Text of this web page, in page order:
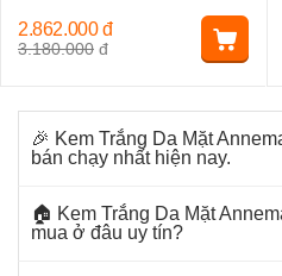
🎉 Kem Trắng Da Mặt
bán chạy nhất hiện nay.
🏠 Kem Trắng Da Mặt
mua ở đâu uy tín?
3.180.000 đ
2.862.000 đ